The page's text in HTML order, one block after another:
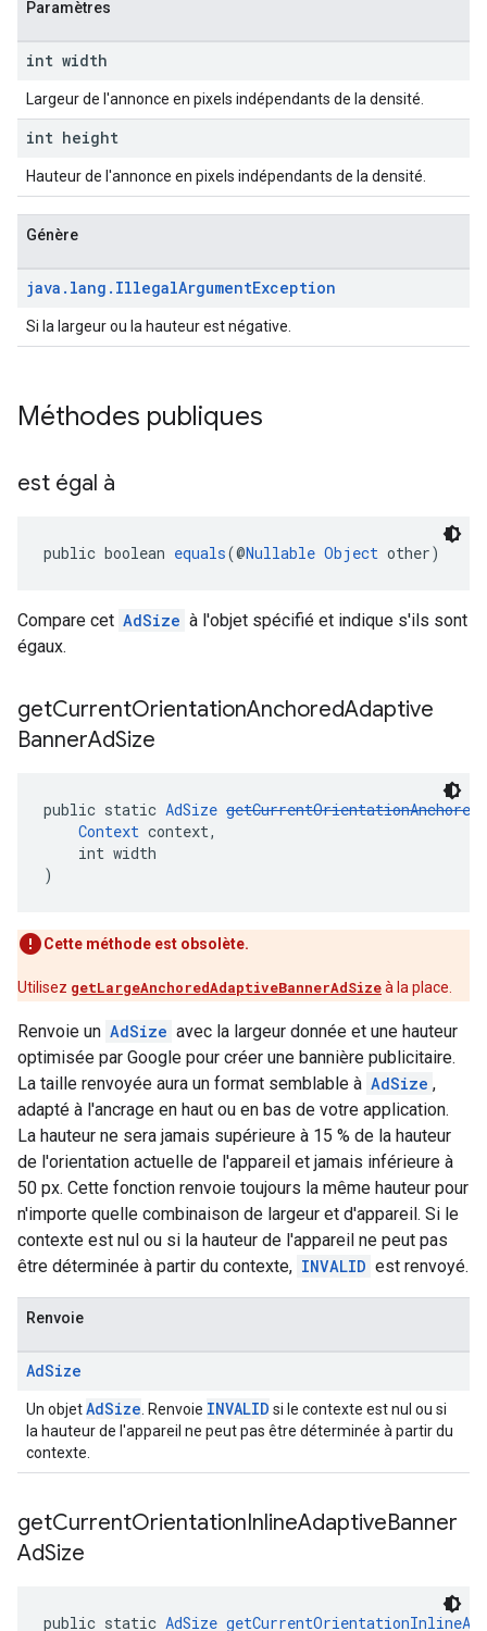
Paramètres
int width
Largeur de l'annonce en pixels indépendants de la densité.
int height
Hauteur de l'annonce en pixels indépendants de la densité.
Génère
java . lang . IllegalArgumentException
Si la largeur ou la hauteur est négative.
Méthodes publiques
est égal à
public boolean equals(@Nullable Object other)
Compare cet AdSize à l'objet spécifié et indique s'ils sont
égaux.
getCurrentOrientationAnchoredAdaptive
BannerAdSize
public static AdSize
Context context,
int width
)
Cette méthode est obsolète.
Utilisez getLargeAnchoredAdaptiveBannerAdSizeà la place.
Renvoie un AdSize avec la largeur donnée et une hauteur
optimisée par Google pour créer une bannière publicitaire.
La taille renvoyée aura un format semblable à AdSize ,
adapté à l'ancrage en haut ou en bas de votre application.
La hauteur ne sera jamais supérieure à 15 % de la hauteur
de l'orientation actuelle de l'appareil et jamais inférieure à
50 px. Cette fonction renvoie toujours la même hauteur pour
n'importe quelle combinaison de largeur et d'appareil. Si le
contexte est nul ou si la hauteur de l'appareil ne peut pas
être déterminée à partir du contexte, INVALID est renvoyé.
Renvoie
AdSize
Un objetAdSize . Renvoie INVALID si le contexte est nul ou si
la hauteur de l'appareil ne peut pas être déterminée à partir du
contexte.
getCurrentOrientationInlineAdaptiveBanner
AdSize
public static AdSize